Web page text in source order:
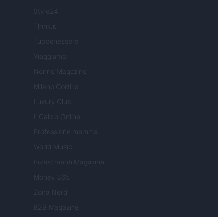
Style24
Think.it
Tuobenessere
Viaggiamo
Nonne Magazine
Milano Cortina
Luxury Club
Il Calcio Online
Professione mamma
World Music
Investimenti Magazine
Money 365
Zona Nerd
B2B Magazine